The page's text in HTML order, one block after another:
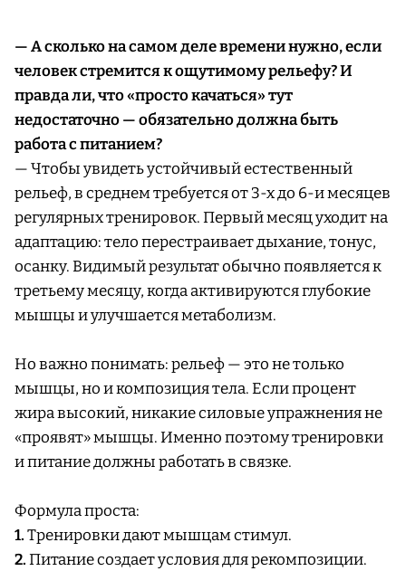
— А сколько на самом деле времени нужно, если
человек стремится к ощутимому рельефу? И
правда ли, что «просто качаться» тут
недостаточно — обязательно должна быть
работа с питанием?
— Чтобы увидеть устойчивый естественный
рельеф, в среднем требуется от 3-х до 6-и месяцев
регулярных тренировок. Первый месяц уходит на
адаптацию: тело перестраивает дыхание, тонус,
осанку. Видимый результат обычно появляется к
третьему месяцу, когда активируются глубокие
мышцы и улучшается метаболизм.
Но важно понимать: рельеф — это не только
мышцы, но и композиция тела. Если процент
жира высокий, никакие силовые упражнения не
«проявят» мышцы. Именно поэтому тренировки
и питание должны работать в связке.
Формула проста:
1.Тренировки дают мышцам стимул.
2.Питание создает условия для рекомпозиции.